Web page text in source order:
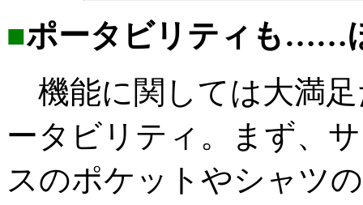
■ポータビリティも……
機能に関しては大満
ータビリティ。まず、
スのポケットやシャツ